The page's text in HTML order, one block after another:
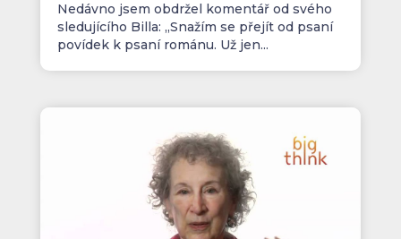
Nedávno jsem obdržel komentář od svého
sledujícího Billa: „Snažím se přejít od psaní
povídek k psaní románu. Už jen...